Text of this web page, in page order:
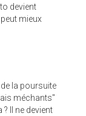
devient
mieux
la poursuite
méchants"
? Il ne devient